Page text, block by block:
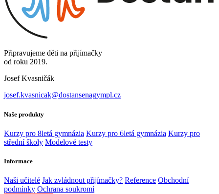
Připravujeme děti na přijímačky
od roku 2019.
Josef Kvasničák
josef.kvasnicak@dostansenagympl.cz
Naše produkty
Kurzy pro 8letá gymnázia Kurzy pro 6letá gymnázia Kurzy pro
střední školy Modelové testy
Informace
Naši učitelé Jak zvládnout přijímačky? Reference Obchodní
podmínky Ochrana soukromí